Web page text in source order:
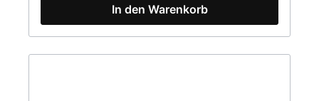
Produkte sind Originalprodukte von FM (Federico
Mahora).
In den Warenkorb